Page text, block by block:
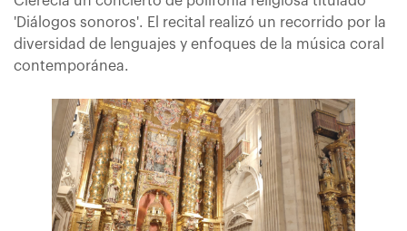
'Diálogos sonoros'. El recital realizó un recorrido por la
diversidad de lenguajes y enfoques de la música coral
contemporánea.